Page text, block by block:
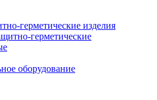
герметические изделия
герметические
оборудование